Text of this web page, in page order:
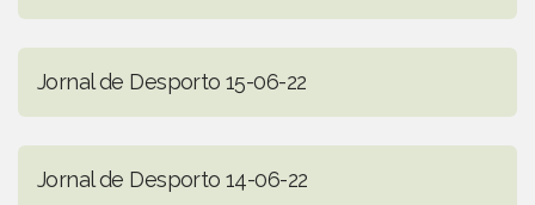
Jornal de Desporto 15-06-22
Jornal de Desporto 14-06-22